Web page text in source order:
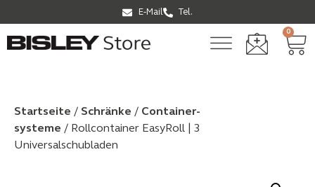
E-Mail Tel.
0
Startseite / Schränke / Container­
systeme / Rollcontainer EasyRoll | 3
Universalschubladen